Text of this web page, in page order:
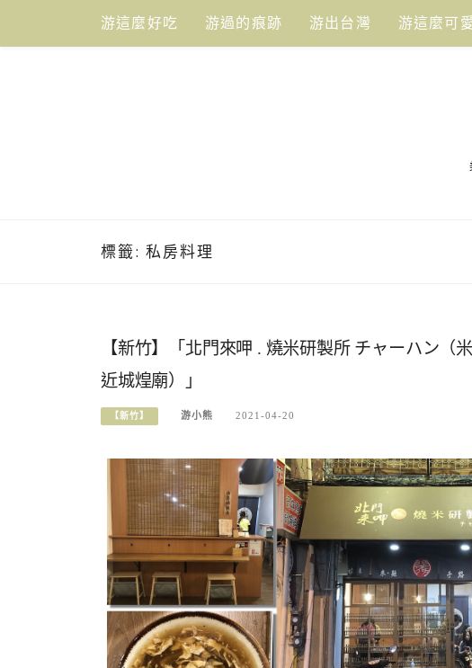
content
游這麼好吃 游過的痕跡 游出台灣 游這麼可
標籤: 私房料理
【新竹】「北門來呷 . 燒米研製所 チャーハン（
近城煌廟）」
【新竹】 游小熊 2021-04-20